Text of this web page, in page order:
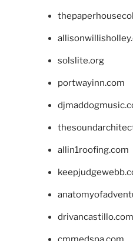
solslite.org
portwayinn.com
allin1roofing.com
drivancastillo.com